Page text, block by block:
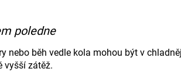
poledne
nebo běh vedle kola mohou být v
vyšší zátěž.